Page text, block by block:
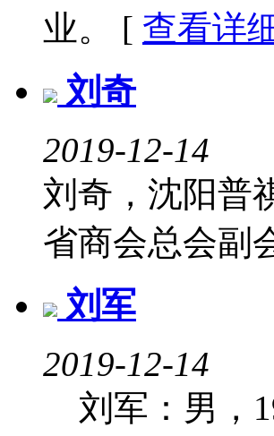
业。 [ 查看详
刘奇
2019-12-14
刘奇，沈阳普
省商会总会副
刘军
2019-12-14
刘军：男，